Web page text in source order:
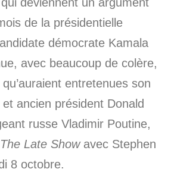
de la présidentielle
démocrate Kamala
avec beaucoup de colère,
entretenues son
ancien président Donald
russe Vladimir Poutine,
The Late Showavec Stephen
8 octobre.